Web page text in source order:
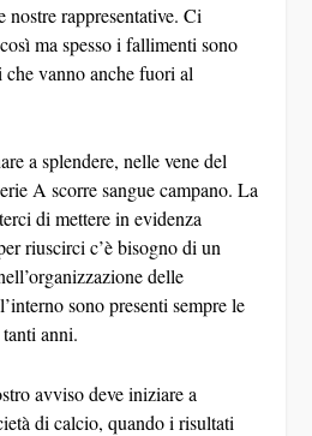
nostre rappresentative. Ci
ma spesso i fallimenti sono
vanno anche fuori al
a splendere, nelle vene del
A scorre sangue campano. La
di mettere in evidenza
riuscirci c’è bisogno di un
delle
sono presenti sempre le
anni.
avviso deve iniziare a
di calcio, quando i risultati